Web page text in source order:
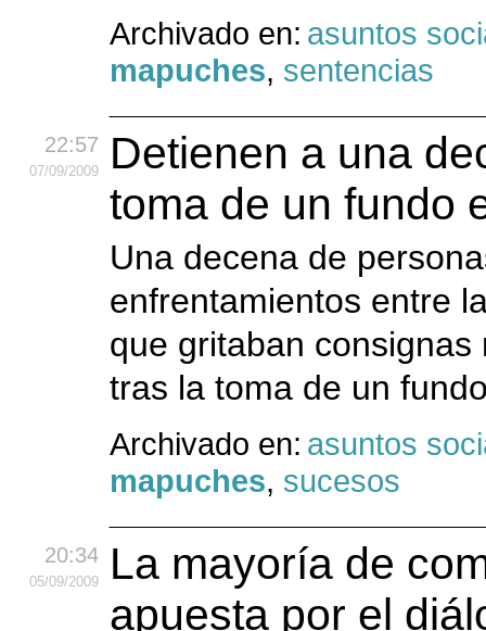
Archivado en: asuntos
mapuches, sentencias
22:57
07/09/2009
Detienen a una
toma de un fundo
Una decena de
enfrentamientos entre
que gritaban
tras la toma de un
Archivado en: asuntos
mapuches, sucesos
20:34
05/09/2009
La mayoría de
apuesta por el